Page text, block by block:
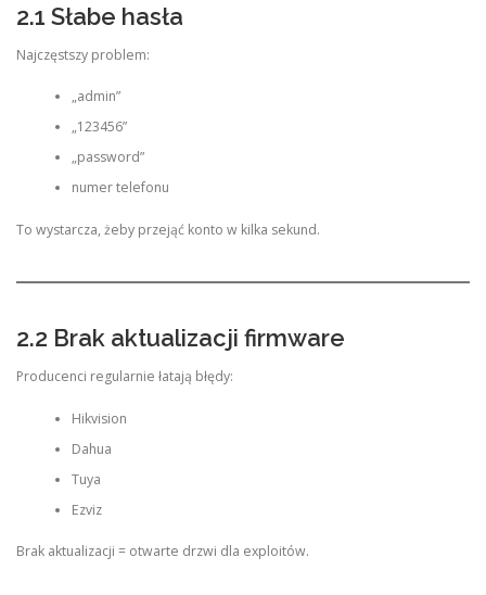
2.1 Słabe hasła
Najczęstszy problem:
„admin”
„123456”
„password”
numer telefonu
To wystarcza, żeby przejąć konto w kilka sekund.
2.2 Brak aktualizacji firmware
Producenci regularnie łatają błędy:
Hikvision
Dahua
Tuya
Ezviz
Brak aktualizacji = otwarte drzwi dla exploitów.